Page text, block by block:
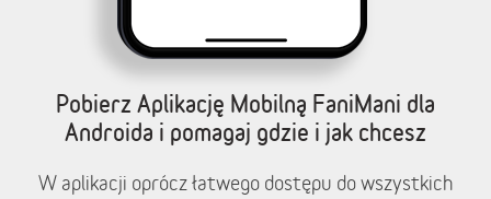
Pobierz Aplikację Mobilną FaniMani dla
Androida i pomagaj gdzie i jak chcesz
W aplikacji oprócz łatwego dostępu do wszystkich